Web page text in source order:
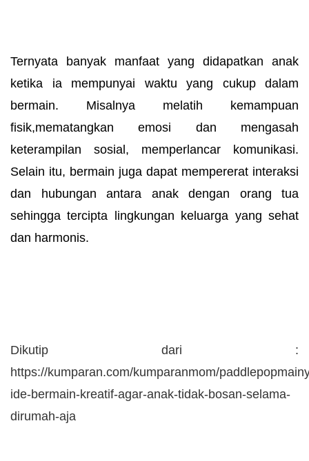
Ternyata banyak manfaat yang didapatkan anak
ketika ia mempunyai waktu yang cukup dalam
bermain. Misalnya melatih kemampuan
fisik,mematangkan emosi dan mengasah
keterampilan sosial, memperlancar komunikasi.
Selain itu, bermain juga dapat mempererat interaksi
dan hubungan antara anak dengan orang tua
sehingga tercipta lingkungan keluarga yang sehat
dan harmonis.
Dikutip dari :
https://kumparan.com/kumparanmom/
ide-bermain-kreatif-agar-anak-tidak-bosan-selama-
dirumah-aja